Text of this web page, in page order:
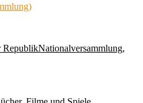
RepublikNationalversammlung,